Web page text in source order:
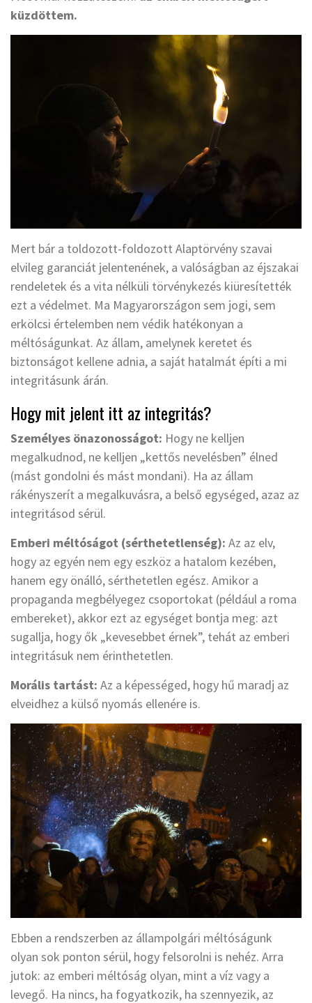
küzdöttem.
Mert bár a toldozott-foldozott Alaptörvény szavai
elvileg garanciát jelentenének, a valóságban az éjszakai
rendeletek és a vita nélküli törvénykezés kiüresítették
ezt a védelmet. Ma Magyarországon sem jogi, sem
erkölcsi értelemben nem védik hatékonyan a
méltóságunkat. Az állam, amelynek keretet és
biztonságot kellene adnia, a saját hatalmát építi a mi
integritásunk árán.
Hogy mit jelent itt az integritás?
Személyes önazonosságot: Hogy ne kelljen
megalkudnod, ne kelljen „kettős nevelésben” élned
(mást gondolni és mást mondani). Ha az állam
rákényszerít a megalkuvásra, a belső egységed, azaz az
integritásod sérül.
Emberi méltóságot (sérthetetlenség): Az az elv,
hogy az egyén nem egy eszköz a hatalom kezében,
hanem egy önálló, sérthetetlen egész. Amikor a
propaganda megbélyegez csoportokat (például a roma
embereket), akkor ezt az egységet bontja meg: azt
sugallja, hogy ők „kevesebbet érnek”, tehát az emberi
integritásuk nem érinthetetlen.
Morális tartást: Az a képességed, hogy hű maradj az
elveidhez a külső nyomás ellenére is.
Ebben a rendszerben az állampolgári méltóságunk
olyan sok ponton sérül, hogy felsorolni is nehéz. Arra
jutok: az emberi méltóság olyan, mint a víz vagy a
levegő. Ha nincs, ha fogyatkozik, ha szennyezik, az